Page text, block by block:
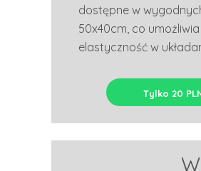
dostępne w
50x40cm, co
elastyczność w
Tylko 20